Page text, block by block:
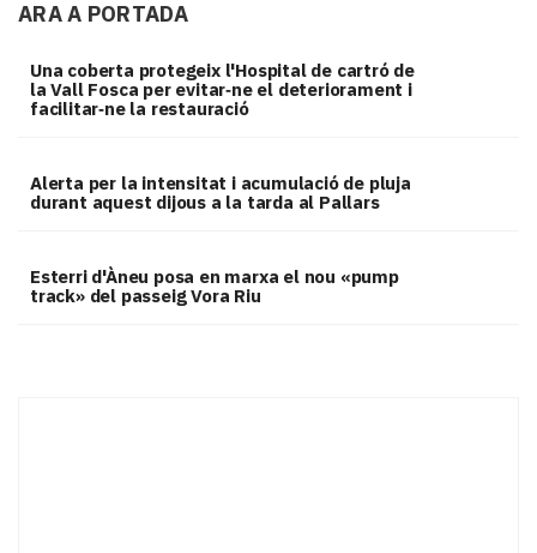
ARA A PORTADA
Una coberta protegeix l'Hospital de cartró de
la Vall Fosca per evitar‑ne el deteriorament i
facilitar‑ne la restauració
Alerta per la intensitat i acumulació de pluja
durant aquest dijous a la tarda al Pallars
Esterri d'Àneu posa en marxa el nou «pump
track» del passeig Vora Riu